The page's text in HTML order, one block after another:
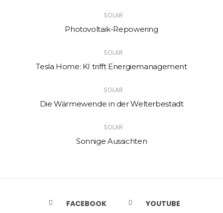
SOLAR
Photovoltaik-Repowering
SOLAR
Tesla Home: KI trifft Energiemanagement
SOLAR
Die Wärmewende in der Welterbestadt
SOLAR
Sonnige Aussichten
FACEBOOK YOUTUBE